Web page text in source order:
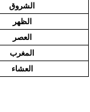
الشروق
الظهر
العصر
المغرب
العشاء